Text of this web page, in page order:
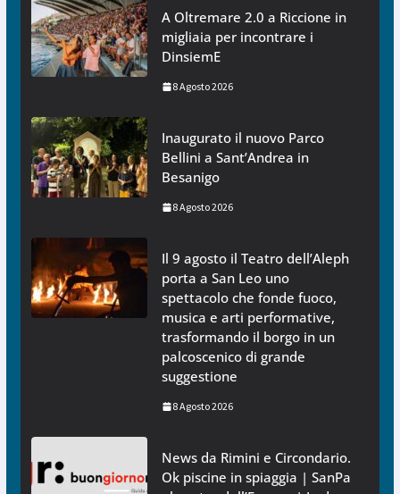
A Oltremare 2.0 a Riccione in
migliaia per incontrare i
DinsiemE
8 Agosto 2026
Inaugurato il nuovo Parco
Bellini a Sant’Andrea in
Besanigo
8 Agosto 2026
Il 9 agosto il Teatro dell’Aleph
porta a San Leo uno
spettacolo che fonde fuoco,
musica e arti performative,
trasformando il borgo in un
palcoscenico di grande
suggestione
8 Agosto 2026
News da Rimini e Circondario.
Ok piscine in spiaggia | SanPa